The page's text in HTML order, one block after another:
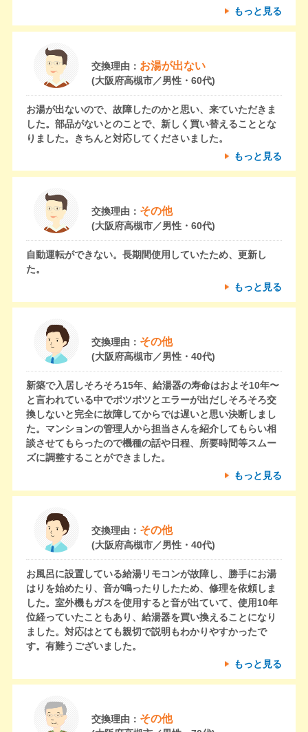
もっと見る
交換理由： お湯が出ない
(大阪府高槻市／男性・60代)
お湯が出ないので、故障したのかと思い、来ていただきま
した。部品がないとのことで、新しく買い替えることとな
りました。きちんと対応してくださいました。
もっと見る
交換理由： その他
(大阪府高槻市／男性・60代)
自動運転ができない。長期間使用していたため、更新し
た。
もっと見る
交換理由： その他
(大阪府高槻市／男性・40代)
新築で入居しそろそろ15年、給湯器の寿命はおよそ10年〜
と言われている中でポツポツとエラーが出だしそろそろ交
換しないと完全に故障してからでは遅いと思い決断しまし
た。マンションの管理人から担当さんを紹介してもらい相
談させてもらったので機種の話や日程、所要時間等スムー
ズに調整することができました。
もっと見る
交換理由： その他
(大阪府高槻市／男性・40代)
お風呂に設置している給湯リモコンが故障し、勝手にお湯
はりを始めたり、音が鳴ったりしたため、修理を依頼しま
した。室外機もガスを使用すると音が出ていて、使用10年
位経っていたこともあり、給湯器を買い換えることになり
ました。対応はとても親切で説明もわかりやすかったで
す。有難うございました。
もっと見る
交換理由： その他